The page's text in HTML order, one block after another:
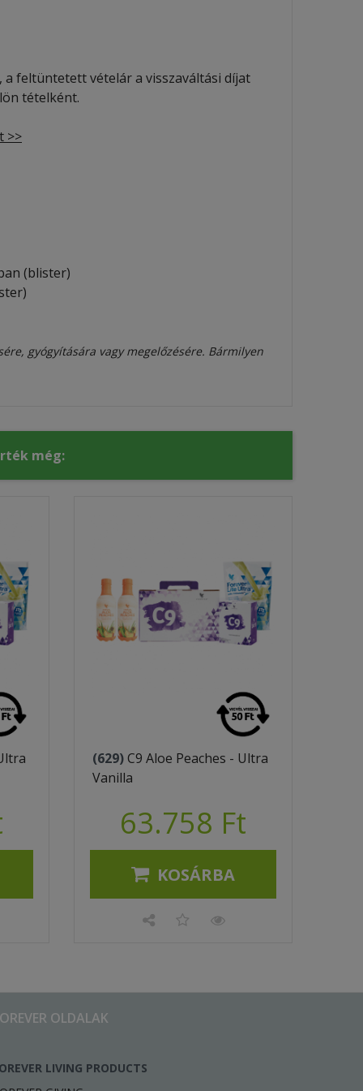
a feltüntetett vételár a visszaváltási díjat
tételként.
>>
(blister)
gyógyítására vagy megelőzésére. Bármilyen
még:
(629)C9 Aloe Peaches - Ultra
Vanilla
63.758 Ft
KOSÁRBA
OLDALAK
LIVING PRODUCTS